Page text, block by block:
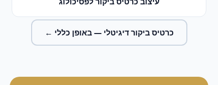
כרטיס ביקור דיגיטלי — באופן כללי ←